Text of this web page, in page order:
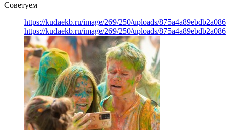
Советуем
https://kudaekb.ru/image/269/250/uploads/
https://kudaekb.ru/image/269/250/uploads/